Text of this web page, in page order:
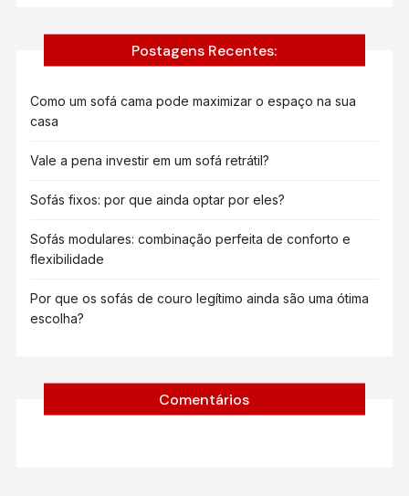
Postagens Recentes:
Como um sofá cama pode maximizar o espaço na sua
casa
Vale a pena investir em um sofá retrátil?
Sofás fixos: por que ainda optar por eles?
Sofás modulares: combinação perfeita de conforto e
flexibilidade
Por que os sofás de couro legítimo ainda são uma ótima
escolha?
Comentários